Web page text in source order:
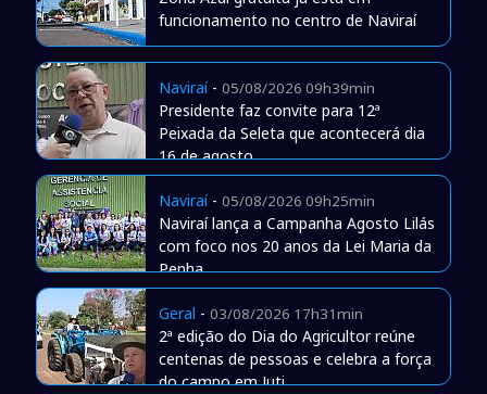
funcionamento no centro de Naviraí
Naviraí- 05/08/2026 09h39min
Presidente faz convite para 12ª
Peixada da Seleta que acontecerá dia
16 de agosto
Naviraí- 05/08/2026 09h25min
Naviraí lança a Campanha Agosto Lilás
com foco nos 20 anos da Lei Maria da
Penha
Geral - 03/08/2026 17h31min
2ª edição do Dia do Agricultor reúne
centenas de pessoas e celebra a força
do campo em Juti